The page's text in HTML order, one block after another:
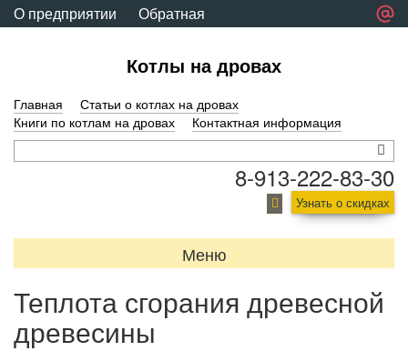
О предприятии
Обратная
Котлы на дровах
Главная
Статьи о котлах на дровах
Книги по котлам на дровах
Контактная информация
8-913-222-83-30
Узнать о скидках
Меню
Теплота сгорания древесной
древесины